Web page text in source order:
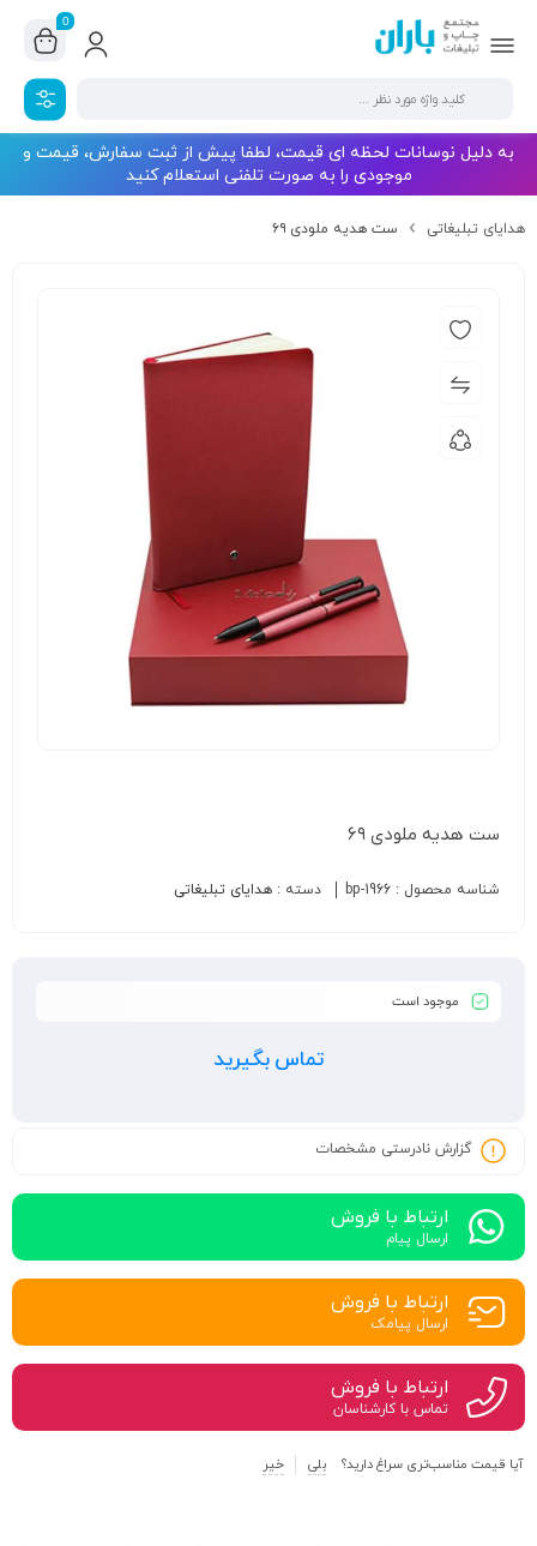
0
به دلیل نوسانات لحظه ای قیمت، لطفا پیش از ثبت سفارش، قیمت و
موجودی را به صورت تلفنی استعلام کنید
هدایای تبلیغاتی ست هدیه ملودی ۶۹
ست هدیه ملودی ۶۹
شناسه محصول : bp-1966 دسته : هدایای تبلیغاتی
موجود است
تماس بگیرید
گزارش نادرستی مشخصات
ارتباط با فروش
ارسال پیام
ارتباط با فروش
ارسال پیامک
ارتباط با فروش
تماس با کارشناسان
آیا قیمت مناسب‌تری سراغ دارید؟ بلی خیر